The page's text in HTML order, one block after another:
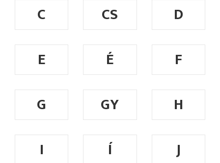
C
CS
D
E
É
F
G
GY
H
I
Í
J